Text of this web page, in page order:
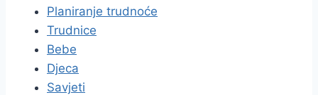
Planiranje trudnoće
Trudnice
Bebe
Djeca
Savjeti